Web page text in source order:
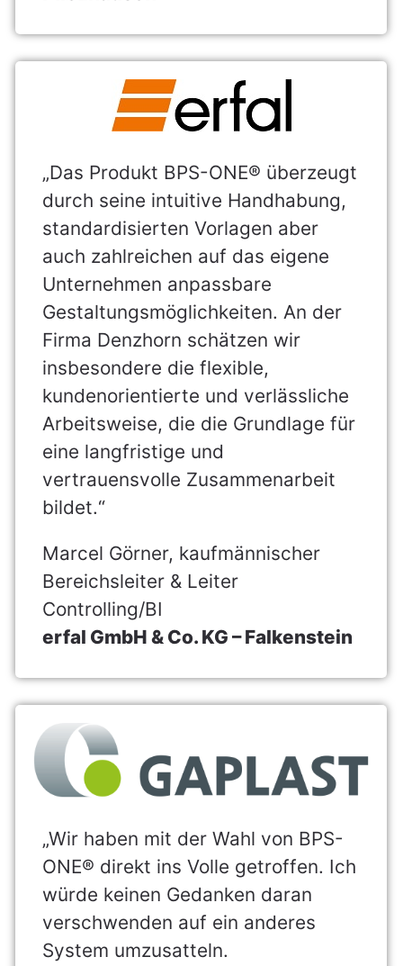
„Das Produkt BPS-ONE® überzeugt
durch seine intuitive Handhabung,
standardisierten Vorlagen aber
auch zahlreichen auf das eigene
Unternehmen anpassbare
Gestaltungsmöglichkeiten. An der
Firma Denzhorn schätzen wir
insbesondere die flexible,
kundenorientierte und verlässliche
Arbeitsweise, die die Grundlage für
eine langfristige und
vertrauensvolle Zusammenarbeit
bildet.“
Marcel Görner, kaufmännischer
Bereichsleiter & Leiter
Controlling/BI
erfal GmbH & Co. KG – Falkenstein
„Wir haben mit der Wahl von BPS-
ONE® direkt ins Volle getroffen. Ich
würde keinen Gedanken daran
verschwenden auf ein anderes
System umzusatteln.